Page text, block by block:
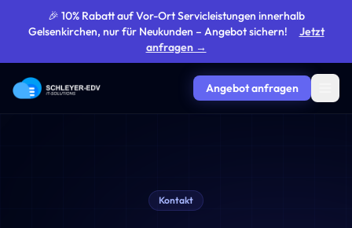
🎉 10% Rabatt auf Vor-Ort Servicleistungen innerhalb
Gelsenkirchen, nur für Neukunden – Angebot sichern!
Jetzt
anfragen →
Angebot anfragen
Kontakt